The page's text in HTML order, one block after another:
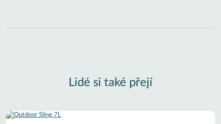
Lidé si také přejí